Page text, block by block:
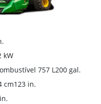
kW
757 L200 gal.
cm123 in.